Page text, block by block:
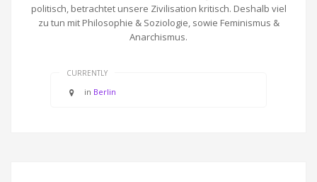
politisch, betrachtet unsere Zivilisation kritisch. Deshalb viel
zu tun mit Philosophie & Soziologie, sowie Feminismus &
Anarchismus.
CURRENTLY
in Berlin